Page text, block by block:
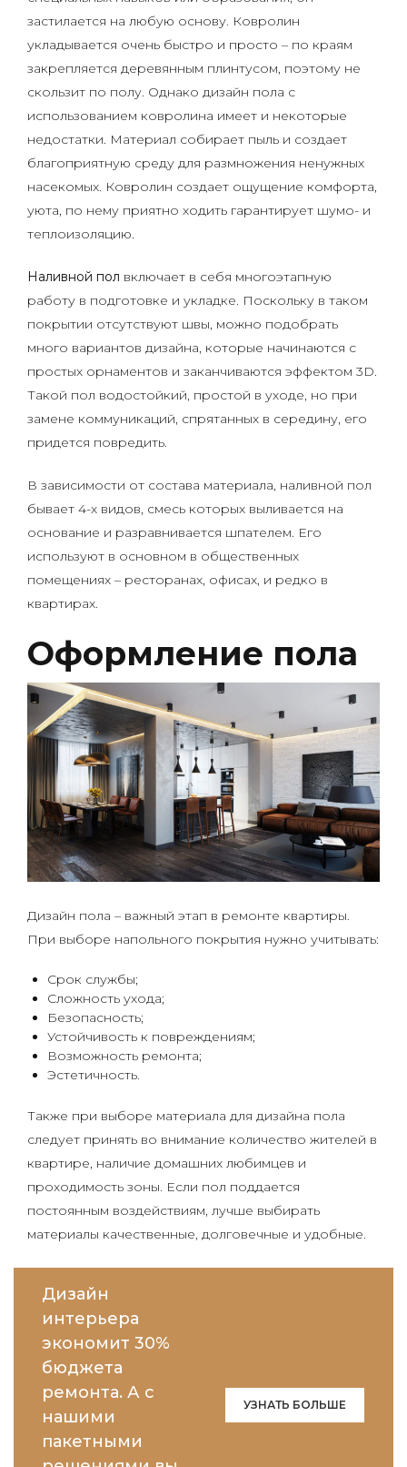
застилается на любую основу. Ковролин
укладывается очень быстро и просто – по краям
закрепляется деревянным плинтусом, поэтому не
скользит по полу. Однако дизайн пола с
использованием ковролина имеет и некоторые
недостатки. Материал собирает пыль и создает
благоприятную среду для размножения ненужных
насекомых. Ковролин создает ощущение комфорта,
уюта, по нему приятно ходить гарантирует шумо- и
теплоизоляцию.
Наливной пол включает в себя многоэтапную
работу в подготовке и укладке. Поскольку в таком
покрытии отсутствуют швы, можно подобрать
много вариантов дизайна, которые начинаются с
простых орнаментов и заканчиваются эффектом 3D.
Такой пол водостойкий, простой в уходе, но при
замене коммуникаций, спрятанных в середину, его
придется повредить.
В зависимости от состава материала, наливной пол
бывает 4-х видов, смесь которых выливается на
основание и разравнивается шпателем. Его
используют в основном в общественных
помещениях – ресторанах, офисах, и редко в
квартирах.
Оформление пола
Дизайн пола – важный этап в ремонте квартиры.
При выборе напольного покрытия нужно учитывать:
Срок службы;
Сложность ухода;
Безопасность;
Устойчивость к повреждениям;
Возможность ремонта;
Эстетичность.
Также при выборе материала для дизайна пола
следует принять во внимание количество жителей в
квартире, наличие домашних любимцев и
проходимость зоны. Если пол поддается
постоянным воздействиям, лучше выбирать
материалы качественные, долговечные и удобные.
Дизайн
интерьера
экономит 30%
бюджета
ремонта. А с
нашими
пакетными
УЗНАТЬ БОЛЬШЕ